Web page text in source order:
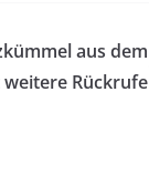
aus dem
Rückrufe